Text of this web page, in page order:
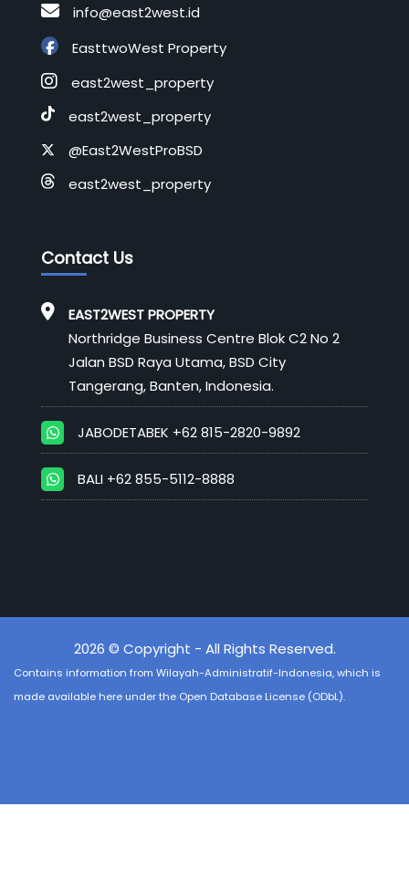
info@east2west.id
EasttwoWest Property
east2west_property
east2west_property
@East2WestProBSD
east2west_property
Contact Us
EAST2WEST PROPERTY
Northridge Business Centre Blok C2 No 2
Jalan BSD Raya Utama, BSD City
Tangerang, Banten, Indonesia.
JABODETABEK +62 815-2820-9892
BALI +62 855-5112-8888
2026 © Copyright - All Rights Reserved.
Contains information from Wilayah-Administratif-Indonesia, which is
made available here under the Open Database License (ODbL).